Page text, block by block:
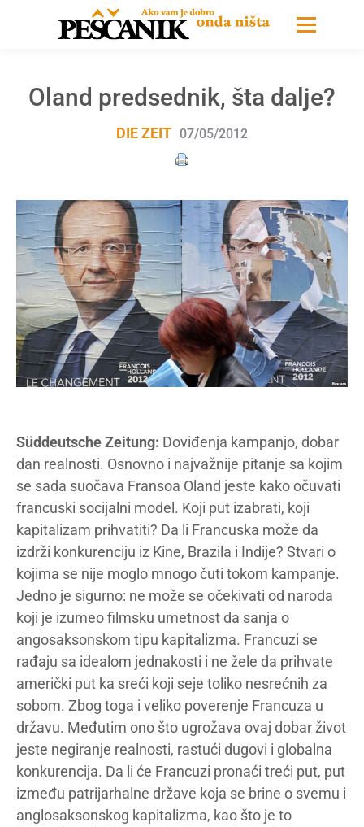
Oland predsednik, šta dalje?
DIE ZEIT 07/05/2012
Süddeutsche Zeitung: Doviđenja kampanjo, dobar
dan realnosti. Osnovno i najvažnije pitanje sa kojim
se sada suočava Fransoa Oland jeste kako očuvati
francuski socijalni model. Koji put izabrati, koji
kapitalizam prihvatiti? Da li Francuska može da
izdrži konkurenciju iz Kine, Brazila i Indije? Stvari o
kojima se nije moglo mnogo čuti tokom kampanje.
Jedno je sigurno: ne može se očekivati od naroda
koji je izumeo filmsku umetnost da sanja o
angosaksonskom tipu kapitalizma. Francuzi se
rađaju sa idealom jednakosti i ne žele da prihvate
američki put ka sreći koji seje toliko nesrećnih za
sobom. Zbog toga i veliko poverenje Francuza u
državu. Međutim ono što ugrožava ovaj dobar život
jeste negiranje realnosti, rastući dugovi i globalna
konkurencija. Da li će Francuzi pronaći treći put, put
između patrijarhalne države koja se brine o svemu i
anglosaksonskog kapitalizma, kao što je to